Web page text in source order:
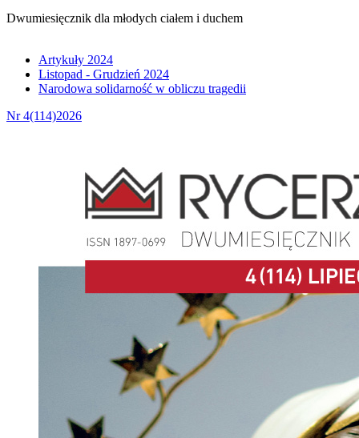
Dwumiesięcznik dla młodych ciałem i duchem
Artykuły 2024
Listopad - Grudzień 2024
Narodowa solidarność w obliczu tragedii
Nr 4(114)2026